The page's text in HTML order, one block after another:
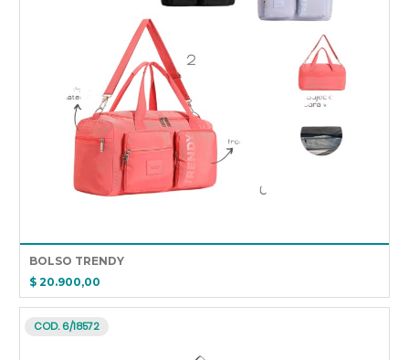
BOLSO TRENDY
$ 20.900,00
COD. 6/18572